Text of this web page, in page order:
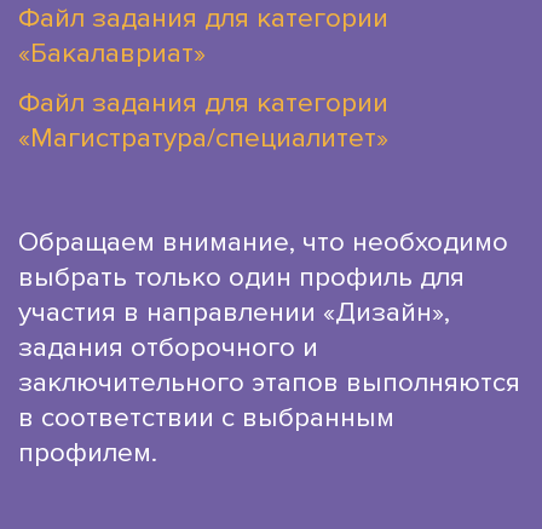
Файл задания для категории
«Бакалавриат»
Файл задания для категории
«Магистратура/специалитет»
Обращаем внимание, что необходимо
выбрать только один профиль для
участия в направлении «Дизайн»,
задания отборочного и
заключительного этапов выполняются
в соответствии с выбранным
профилем.